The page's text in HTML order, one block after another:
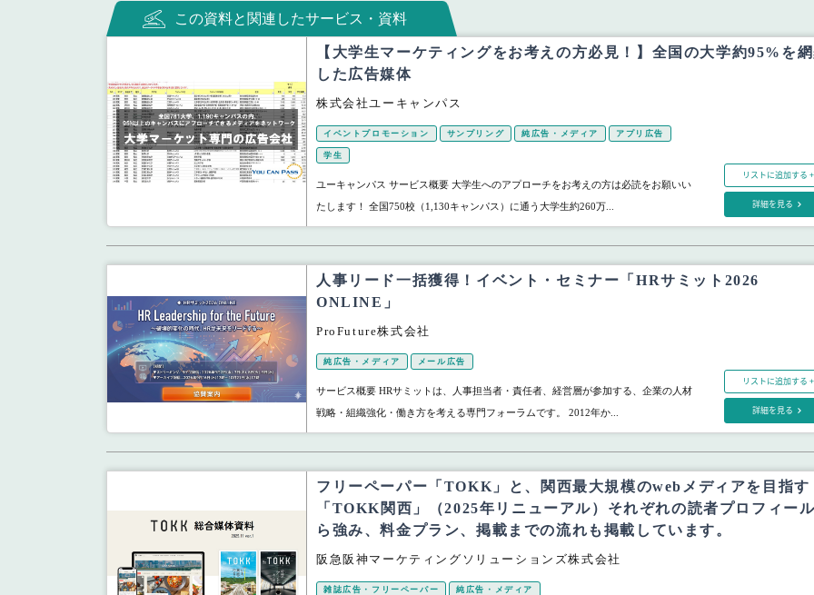
この資料と関連したサービス・資料
【大学生マーケティングをお考えの方必見！】全国の大学約95%を
した広告媒体
株式会社ユーキャンパス
イベントプロモーション サンプリング 純広告・メディア アプリ広告
学生
ユーキャンパス サービス概要 大学生へのアプローチをお考えの方は必読をお願いい
たします！ 全国750校（1,130キャンパス）に通う大学生約260万...
リストに追加する +
詳細を見る
人事リード一括獲得！イベント・セミナー「HRサミット2026
ONLINE」
ProFuture株式会社
純広告・メディア メール広告
サービス概要 HRサミットは、人事担当者・責任者、経営層が参加する、企業の人材
戦略・組織強化・働き方を考える専門フォーラムです。 2012年か...
リストに追加する +
詳細を見る
フリーペーパー「TOKK」と、関西最大規模のwebメディアを目指す
「TOKK関西」（2025年リニューアル）それぞれの読者プロフィー
ら強み、料金プラン、掲載までの流れも掲載しています。
阪急阪神マーケティングソリューションズ株式会社
雑誌広告・フリーペーパー 純広告・メディア